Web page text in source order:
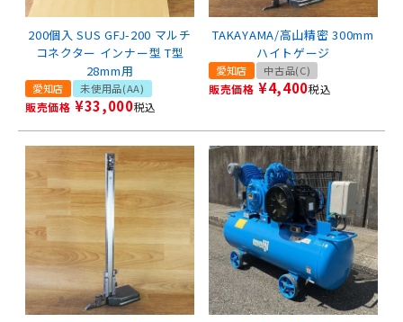
200個入 SUS GFJ-200 マルチ
コネクター インナー型 T型
28mm用
愛知店 未使用品(AA)
販売価格 ¥33,000税込
TAKAYAMA/高山精密 300mm
ハイトゲージ
愛知店 中古品(C)
販売価格 ¥4,400税込